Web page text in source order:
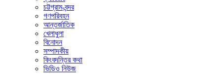
চট্টগ্রাম-বন্দর
গণপরিবহন
আন্তর্জাতিক
খেলাধুলা
বিনোদন
সম্পাদকীয়
কিংবদন্তির কথা
ভিডিও নিউজ